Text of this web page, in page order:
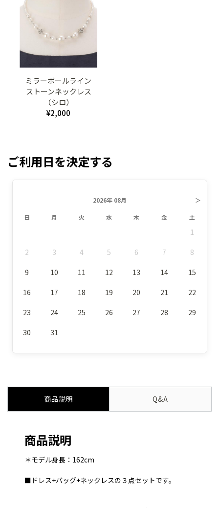
ミラーボールライン
ストーンネックレス
（シロ）
¥2,000
ご利用日を決定する
2026年 08月 ＞
日 月 火 水 木 金 土
1
2 3 4 5 6 7 8
9 10 11 12 13 14 15
16 17 18 19 20 21 22
23 24 25 26 27 28 29
30 31
商品説明 Q&A
商品説明
＊モデル身長：162cm
■ドレス+バッグ+ネックレスの３点セットです。